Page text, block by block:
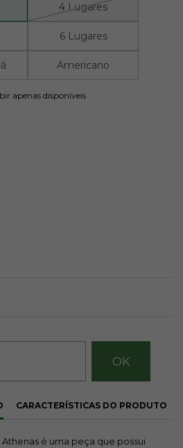
4 Lugares
6 Lugares
Americano
apenas disponíveis
CARACTERÍSTICAS DO PRODUTO
Athenas é uma peça que possui